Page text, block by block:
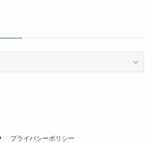
プライバシーポリシー